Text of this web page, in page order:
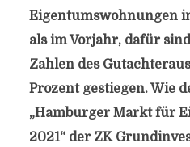
Eigentumswohnungen
als im Vorjahr, dafür
Zahlen des
Prozent gestiegen. Wie
„Hamburger Markt für
2021“ der ZK